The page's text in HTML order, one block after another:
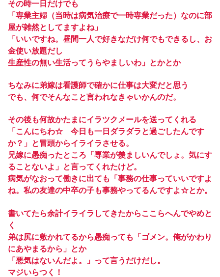
その時一日だけでも
「専業主婦（当時は病気治療で一時専業だった）なのに部
屋が雑然としてますよね」
「いいですね。昼間一人で好きなだけ何でもできるし、お
金使い放題だし
生産性の無い生活ってうらやましいわ」とかとか
ちなみに弟嫁は看護師で確かに仕事は大変だと思う
でも、何でそんなこと言われなきゃいかんのだ。
その後も何故かたまにイラツクメールを送ってくれる
「こんにちわ☆ 今日も一日ダラダラと過ごしたんです
か？」と冒頭からイライラさせる。
兄嫁に愚痴ったところ「専業が羨ましいんでしょ。気にす
ることないよ」と言ってくれたけど。
病気がなおって働きに出ても「事務の仕事っていいですよ
ね。私の友達の中卒の子も事務やってるんですよ☆とか。
書いてたら余計イライラしてきたからここらへんでやめと
く
弟は尻に敷かれてるから愚痴っても「ゴメン。俺がかわり
にあやまるから」とか
「悪気はないんだよ。」って言うだけだし。
マジいらつく！